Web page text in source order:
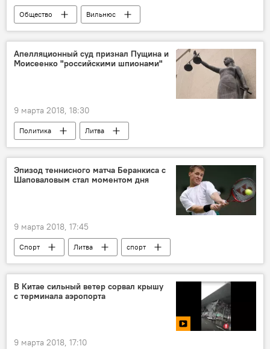
Общество
Вильнюс
День восстановления независимости
временное ограничение движения
Общественный транспорт Вильнюса
Апелляционный суд признал Пущина и
Моисеенко "российскими шпионами"
9 марта 2018, 18:30
Политика
Литва
Апелляционный суд Литвы
приговор
шпионаж
Эпизод теннисного матча Беранкиса с
Шаповаловым стал моментом дня
9 марта 2018, 17:45
Спорт Литва
спорт
литовец
В Китае сильный ветер сорвал крышу
с терминала аэропорта
9 марта 2018, 17:10